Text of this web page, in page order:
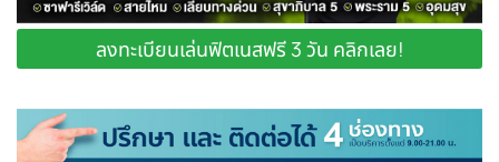
ลงทะเบียนเล่นฟิตเนสฟรี 3 วัน คลิกเลย!